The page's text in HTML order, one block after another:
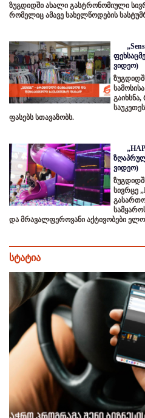
ზუგდიდში ახალი გასტრონომიული
რომელიც ამავე სახელწოდების
ვიდეო)
ფასებს სთავაზობს.
ვიდეო)
სივრცე
და მრავალფეროვანი აქტივობები
სტატია